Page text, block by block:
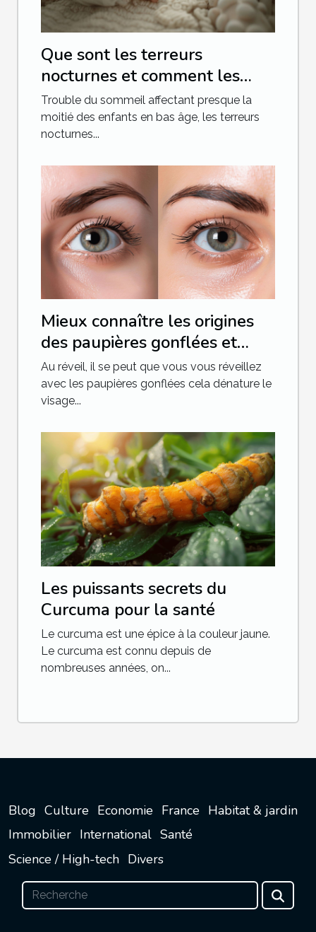
Que sont les terreurs
nocturnes et comment les
combattre chez le bébé
Trouble du sommeil affectant presque la
moitié des enfants en bas âge, les terreurs
nocturnes...
Mieux connaître les origines
des paupières gonflées et
savoir les traiter
Au réveil, il se peut que vous vous réveillez
avec les paupières gonflées cela dénature le
visage...
Les puissants secrets du
Curcuma pour la santé
Le curcuma est une épice à la couleur jaune.
Le curcuma est connu depuis de
nombreuses années, on...
Blog Culture Economie France Habitat & jardin
Immobilier International Santé
Science / High-tech Divers